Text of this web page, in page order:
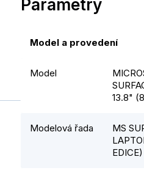
Parametry
Model a provedení
Model
13.8"
Modelová řada
MS
EDICE)